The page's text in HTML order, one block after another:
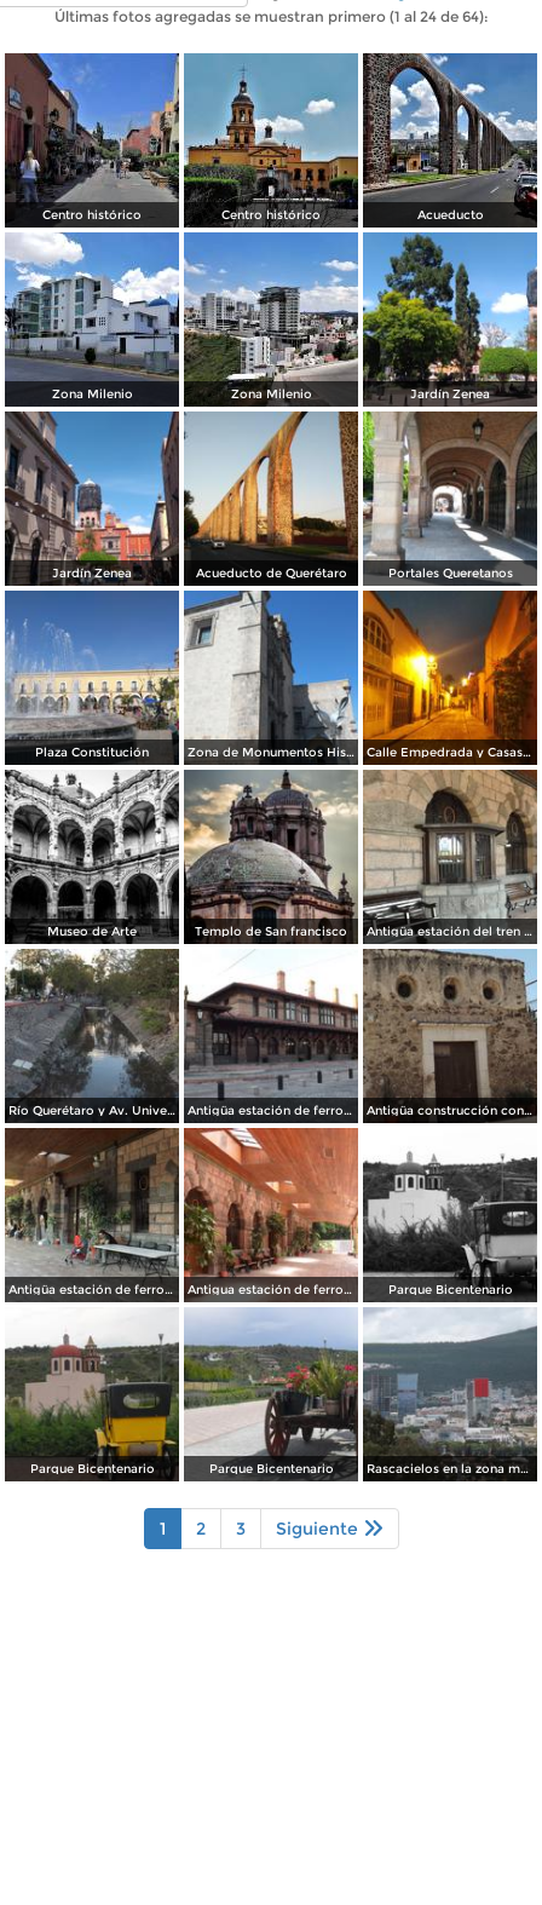
Últimas fotos agregadas se muestran primero (1 al 24 de 64):
Centro histórico Centro histórico Acueducto
Zona Milenio Zona Milenio Jardín Zenea
Jardín Zenea Acueducto de Querétaro Portales Queretanos
Plaza Constitución Zona de Monumentos Históricos de Querétaro Calle Empedrada y Casas Coloniales
Museo de Arte Templo de San francisco Antigüa estación del tren de Querétaro. Abril/2014
Río Querétaro y Av. Universidad. Abril/2014 Antigüa estación de ferrocarril. Santiago de Querétaro. Abril/2014 Antigüa construcción conservada en Hotel Real de Minas Inn. Abril/2014
Antigüa estación de ferrocarril. Querétaro. Abril/2014 Antigua estación de ferrocarril Parque Bicentenario
Parque Bicentenario Parque Bicentenario Rascacielos en la zona moderna de Querétaro. Agosto/2012
1 2 3 Siguiente